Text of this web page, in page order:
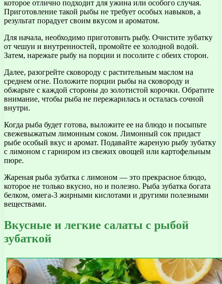
которое отлично подходит для ужина или особого случая.
Приготовление такой рыбы не требует особых навыков, а
результат порадует своим вкусом и ароматом.
Для начала, необходимо приготовить рыбу. Очистите зубатку
от чешуи и внутренностей, промойте ее холодной водой.
Затем, нарежьте рыбу на порции и посолите с обеих сторон.
Далее, разогрейте сковороду с растительным маслом на
среднем огне. Положите порции рыбы на сковороду и
обжарьте с каждой стороны до золотистой корочки. Обратите
внимание, чтобы рыба не пережарилась и осталась сочной
внутри.
Когда рыба будет готова, выложите ее на блюдо и посыпьте
свежевыжатым лимонным соком. Лимонный сок придаст
рыбе особый вкус и аромат. Подавайте жареную рыбу зубатку
с лимоном с гарниром из свежих овощей или картофельным
пюре.
Жареная рыба зубатка с лимоном — это прекрасное блюдо,
которое не только вкусно, но и полезно. Рыба зубатка богата
белком, омега-3 жирными кислотами и другими полезными
веществами.
Вкусные и легкие салаты с рыбой
зубаткой